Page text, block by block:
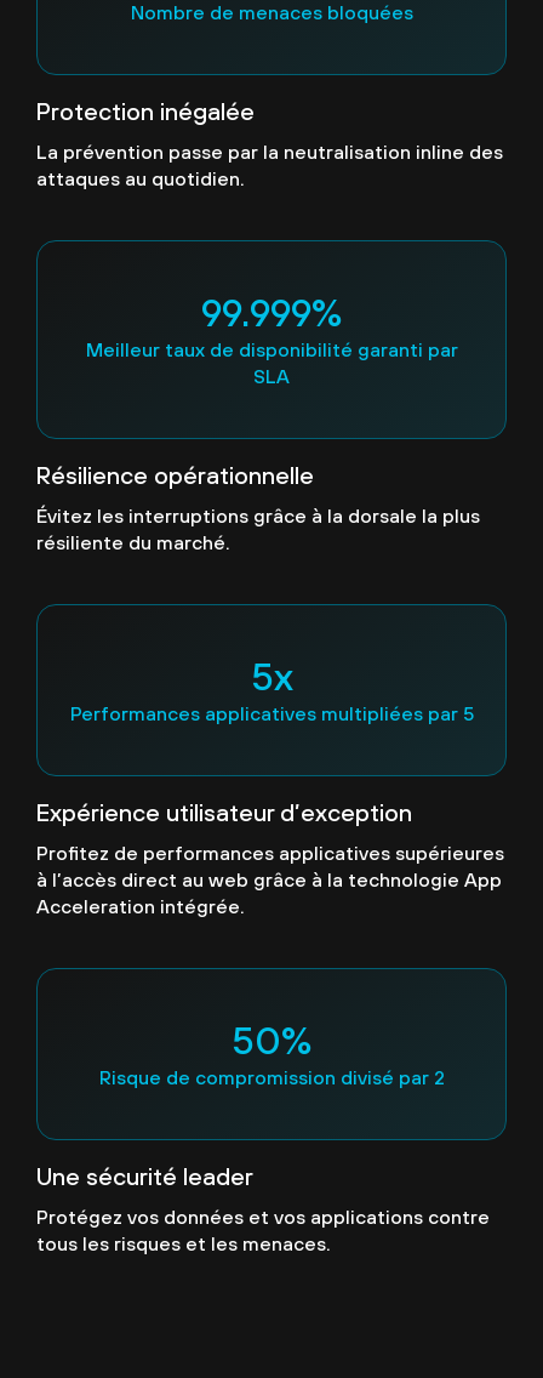
Nombre de menaces bloquées
Protection inégalée
La prévention passe par la neutralisation inline des
attaques au quotidien.
99.999%
Meilleur taux de disponibilité garanti par
SLA
Résilience opérationnelle
Évitez les interruptions grâce à la dorsale la plus
résiliente du marché.
5x
Performances applicatives multipliées par 5
Expérience utilisateur d’exception
Profitez de performances applicatives supérieures
à l’accès direct au web grâce à la technologie App
Acceleration intégrée.
50%
Risque de compromission divisé par 2
Une sécurité leader
Protégez vos données et vos applications contre
tous les risques et les menaces.